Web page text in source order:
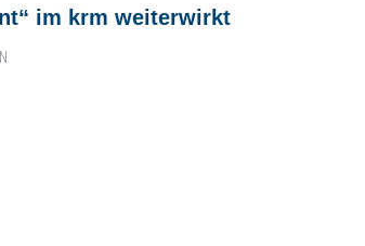
im krm weiterwirkt